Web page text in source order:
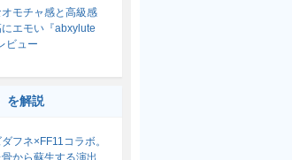
モチャ感と高級感
エモい『abxylute
ビュー
を解説
フネ×FF11コラボ。
から蘇生する演出